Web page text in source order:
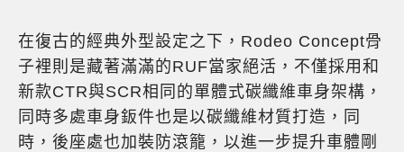
在復古的經典外型設定之下，Rodeo Concept骨
子裡則是藏著滿滿的RUF當家絕活，不僅採用和
新款CTR與SCR相同的單體式碳纖維車身架構，
同時多處車身鈑件也是以碳纖維材質打造，同
時，後座處也加裝防滾籠，以進一步提升車體剛